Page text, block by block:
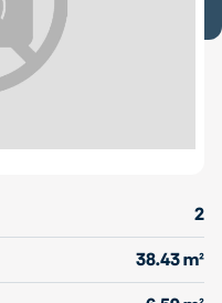
2
38.43 m²